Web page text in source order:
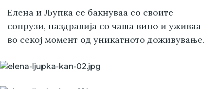
Елена и Љупка се бакнуваа со своите
сопрузи, наздравија со чаша вино и уживаа
во секој момент од уникатното доживување.